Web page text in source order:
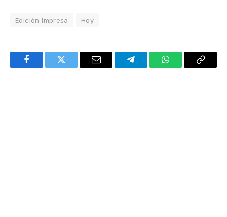
Edición Impresa Hoy
FacebookTwitter Email TelegramWhatsAppCopy